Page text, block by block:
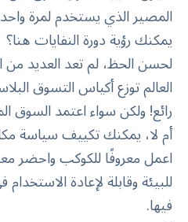
المصير الذي يستخدم لمرة
يمكنك رؤية دورة النفايات هنا؟
لحسن الحظ، لم تعد العديد من
العالم توزع أكياس التسوق
رائع! ولكن سواء اعتمد السوق
أم لا، يمكنك تكييف سياسة
اعمل معروفًا للكوكب
للبيئة وقابلة لإعادة
فيها.